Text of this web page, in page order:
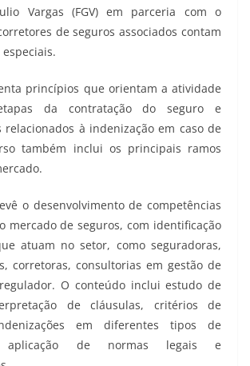
Vargas (FGV) em parceria com o
de seguros associados contam
princípios que orientam a atividade
da contratação do seguro e
relacionados à indenização em caso de
também inclui os principais ramos
o desenvolvimento de competências
mercado de seguros, com identificação
atuam no setor, como seguradoras,
corretoras, consultorias em gestão de
O conteúdo inclui estudo de
de cláusulas, critérios de
em diferentes tipos de
de normas legais e